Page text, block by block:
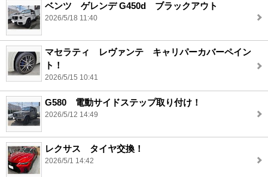
ベンツ ゲレンデ G450d ブラックアウト
2026/5/18 11:40
マセラティ レヴァンテ キャリパーカバーペイン
ト！
2026/5/15 10:41
G580 電動サイドステップ取り付け！
2026/5/12 14:49
レクサス タイヤ交換！
2026/5/1 14:42